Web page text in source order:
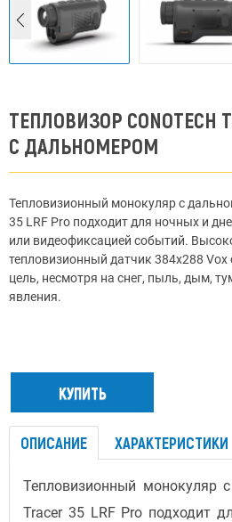
ТЕПЛОВИЗОР CONOTECH
С ДАЛЬНОМЕРОМ
Тепловизионный монокуляр с
35 LRF Pro подходит для ночных и
или видеофиксацией событий.
тепловизионный датчик 384x288
цель, несмотря на снег, пыль, дым,
явления.
ОПИСАНИЕ ХАРАКТЕРИСТИКИ
Тепловизионный монокуляр
Tracer 35 LRF Pro подходит